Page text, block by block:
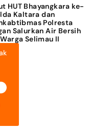
HUT Bhayangkara ke-
Kaltara dan
Polresta
Salurkan Air Bersih
Selimau II